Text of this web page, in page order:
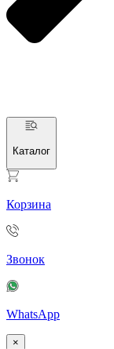
Каталог
Корзина
Звонок
WhatsApp
×